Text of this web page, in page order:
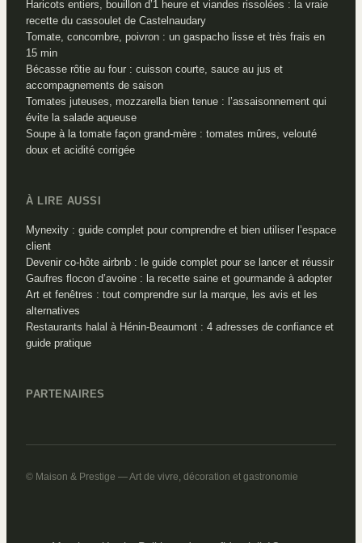
Haricots entiers, bouillon d’1 heure et viandes rissolées : la vraie
recette du cassoulet de Castelnaudary
Tomate, concombre, poivron : un gaspacho lisse et très frais en
15 min
Bécasse rôtie au four : cuisson courte, sauce au jus et
accompagnements de saison
Tomates juteuses, mozzarella bien tenue : l’assaisonnement qui
évite la salade aqueuse
Soupe à la tomate façon grand-mère : tomates mûres, velouté
doux et acidité corrigée
À LIRE AUSSI
Mynexity : guide complet pour comprendre et bien utiliser l’espace
client
Devenir co-hôte airbnb : le guide complet pour se lancer et réussir
Gaufres flocon d’avoine : la recette saine et gourmande à adopter
Art et fenêtres : tout comprendre sur la marque, les avis et les
alternatives
Restaurants halal à Hénin-Beaumont : 4 adresses de confiance et
guide pratique
PARTENAIRES
© Maison & Prestige — Art de vivre, décoration et gastronomie